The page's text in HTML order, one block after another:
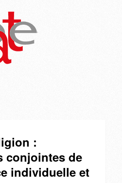
:
conjointes de
individuelle et